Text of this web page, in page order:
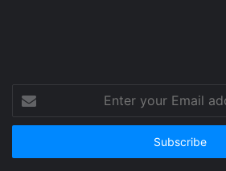
your
Email